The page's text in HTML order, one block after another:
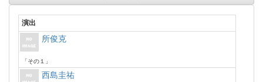
演出
所俊克
「その１」
西島圭祐